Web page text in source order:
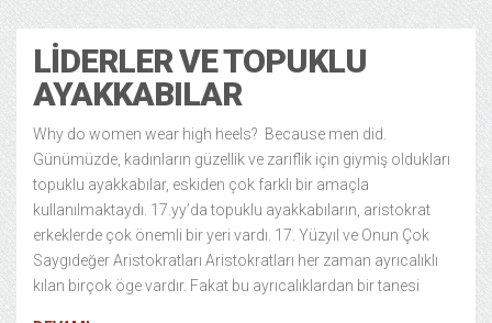
LIDERLER VE TOPUKLU
AYAKKABILAR
Why do women wear high heels? Because men did.
Günümüzde, kadınların güzellik ve zariflik için giymiş oldukları
topuklu ayakkabılar, eskiden çok farklı bir amaçla
kullanılmaktaydı. 17.yy’da topuklu ayakkabıların, aristokrat
erkeklerde çok önemli bir yeri vardı. 17. Yüzyıl ve Onun Çok
Saygıdeğer Aristokratları Aristokratları her zaman ayrıcalıklı
kılan birçok öge vardır. Fakat bu ayrıcalıklardan bir tanesi